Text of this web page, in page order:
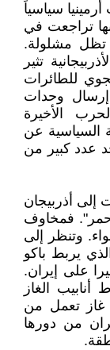
سياسياً
من 1991-1994 ، لكنها تراجعت في
تظل مشلولة.
تثير
للطائرات
إرسال وحدات
الأخيرة
السياسية عن
عدد كبير من
أذربيجان
فمخاوف
وتنظر إلى
يربط باكو
على إيران.
الغاز
غاز تعمل من
من دورها